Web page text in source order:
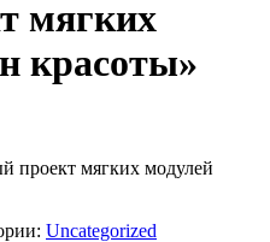
мягких
красоты»
проект мягких модулей
Uncategorized